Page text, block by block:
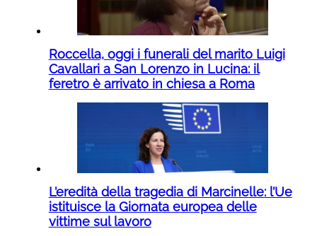
Roccella, oggi i funerali del marito Luigi
Cavallari a San Lorenzo in Lucina: il
feretro è arrivato in chiesa a Roma
L’eredità della tragedia di Marcinelle: l’Ue
istituisce la Giornata europea delle
vittime sul lavoro